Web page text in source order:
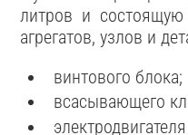
литров и
агрегатов, узлов и
винтового блока;
всасывающего